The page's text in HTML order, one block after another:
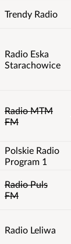
Trendy Radio
Radio Eska
Starachowice
Radio MTM
FM
Polskie Radio
Program 1
Radio Puls
FM
Radio Leliwa